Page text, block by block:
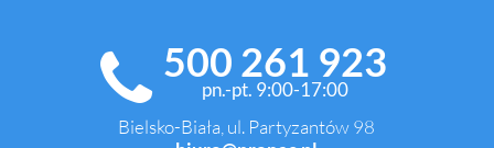
500 261 923
pn.-pt. 9:00-17:00
Bielsko-Biała, ul. Partyzantów 98